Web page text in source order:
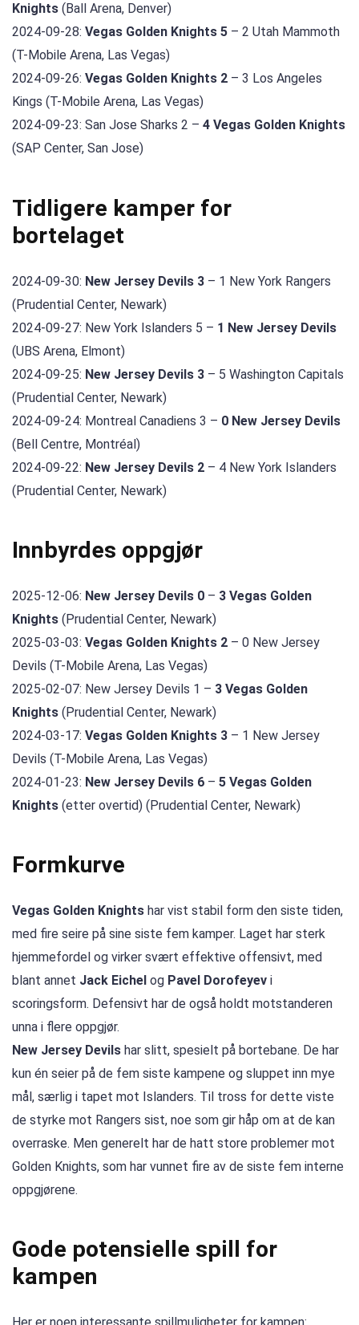
Knights (Ball Arena, Denver)
2024-09-28: Vegas Golden Knights 5 – 2 Utah Mammoth
(T-Mobile Arena, Las Vegas)
2024-09-26: Vegas Golden Knights 2 – 3 Los Angeles
Kings (T-Mobile Arena, Las Vegas)
2024-09-23: San Jose Sharks 2 – 4 Vegas Golden Knights
(SAP Center, San Jose)
Tidligere kamper for
bortelaget
2024-09-30: New Jersey Devils 3 – 1 New York Rangers
(Prudential Center, Newark)
2024-09-27: New York Islanders 5 – 1 New Jersey Devils
(UBS Arena, Elmont)
2024-09-25: New Jersey Devils 3 – 5 Washington Capitals
(Prudential Center, Newark)
2024-09-24: Montreal Canadiens 3 – 0 New Jersey Devils
(Bell Centre, Montréal)
2024-09-22: New Jersey Devils 2 – 4 New York Islanders
(Prudential Center, Newark)
Innbyrdes oppgjør
2025-12-06: New Jersey Devils 0 – 3 Vegas Golden
Knights (Prudential Center, Newark)
2025-03-03: Vegas Golden Knights 2 – 0 New Jersey
Devils (T-Mobile Arena, Las Vegas)
2025-02-07: New Jersey Devils 1 – 3 Vegas Golden
Knights (Prudential Center, Newark)
2024-03-17: Vegas Golden Knights 3 – 1 New Jersey
Devils (T-Mobile Arena, Las Vegas)
2024-01-23: New Jersey Devils 6 – 5 Vegas Golden
Knights (etter overtid) (Prudential Center, Newark)
Formkurve
Vegas Golden Knights har vist stabil form den siste tiden,
med fire seire på sine siste fem kamper. Laget har sterk
hjemmefordel og virker svært effektive offensivt, med
blant annet Jack Eichel og Pavel Dorofeyev i
scoringsform. Defensivt har de også holdt motstanderen
unna i flere oppgjør.
New Jersey Devils har slitt, spesielt på bortebane. De har
kun én seier på de fem siste kampene og sluppet inn mye
mål, særlig i tapet mot Islanders. Til tross for dette viste
de styrke mot Rangers sist, noe som gir håp om at de kan
overraske. Men generelt har de hatt store problemer mot
Golden Knights, som har vunnet fire av de siste fem interne
oppgjørene.
Gode potensielle spill for
kampen